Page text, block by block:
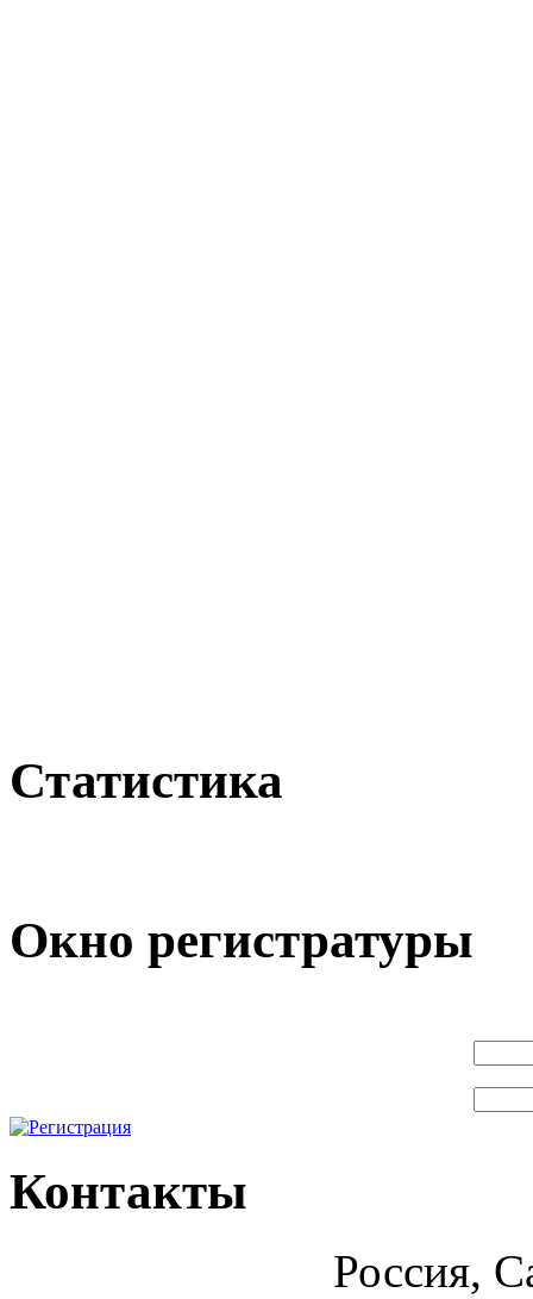
Статистика
Окно регистратуры
Контакты
Россия,